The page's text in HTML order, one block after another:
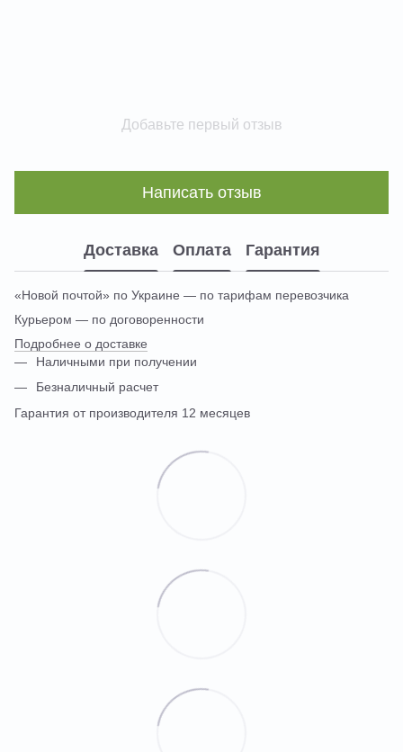
Добавьте первый отзыв
Написать отзыв
Доставка Оплата Гарантия
«Новой почтой» по Украине — по тарифам перевозчика
Курьером — по договоренности
Подробнее о доставке
Наличными при получении
Безналичный расчет
Гарантия от производителя 12 месяцев